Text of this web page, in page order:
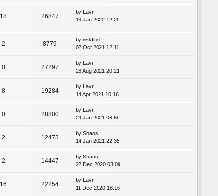
18 26847
by Lavr
13 Jan 2022 12:29
2 8779
by askfind
02 Oct 2021 12:11
0 27297
by Lavr
28 Aug 2021 20:21
8 19284
by Lavr
14 Apr 2021 10:16
0 28800
by Lavr
24 Jan 2021 08:59
2 12473
by Shaos
14 Jan 2021 22:35
2 14447
by Shaos
22 Dec 2020 03:09
16 22254
by Lavr
11 Dec 2020 18:16